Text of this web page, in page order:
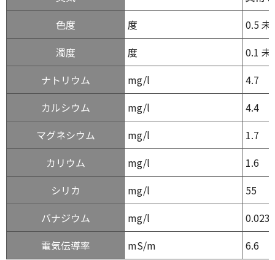
色度
度
0.5 未
濁度
度
0.1 未
ナトリウム
mg/l
4.7
カルシウム
mg/l
4.4
マグネシウム
mg/l
1.7
カリウム
mg/l
1.6
シリカ
mg/l
55
バナジウム
mg/l
0.023
電気伝導率
mS/m 6.6